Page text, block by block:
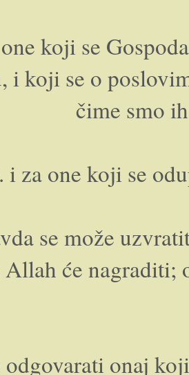
koji se
i koji se o
čime smo
i za o­ne koji se
se može
će nagraditi;
odgovarati o­naj